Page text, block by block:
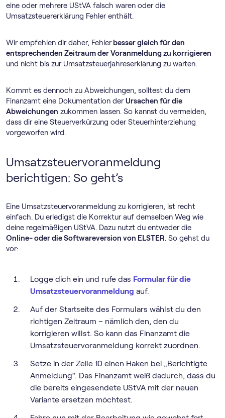
eine oder mehrere UStVA falsch waren oder die
Umsatzsteuererklärung Fehler enthält.
Wir empfehlen dir daher, Fehlerbesser gleich für den
entsprechenden Zeitraum der Voranmeldung zu korrigieren
und nicht bis zur Umsatzsteuerjahreserklärung zu warten.
Kommt es dennoch zu Abweichungen, solltest du dem
Finanzamt eine Dokumentation derUrsachen für die
Abweichungen zukommen lassen. So kannst du vermeiden,
dass dir eine Steuerverkürzung oder Steuerhinterziehung
vorgeworfen wird.
Umsatz­steuer­voranmeldung
berichtigen: So geht’s
Eine Umsatz­steuer­voranmeldung zu korrigieren, ist recht
einfach. Du erledigst die Korrektur auf demselben Weg wie
deine regelmäßigen UStVA. Dazu nutzt du entweder die
Online- oder die Softwareversion von ELSTER. So gehst du
vor:
Logge dich ein und rufe das Formular für die
Umsatz­steuer­voranmeldung auf.
Auf der Startseite des Formulars wählst du den
richtigen Zeitraum – nämlich den, den du
korrigieren willst. So kann das Finanzamt die
Umsatz­steuer­voranmeldung korrekt zuordnen.
Setze in der Zeile 10 einen Haken bei „Berichtigte
Anmeldung“. Das Finanzamt weiß dadurch, dass du
die bereits eingesendete UStVA mit der neuen
Variante ersetzen möchtest.